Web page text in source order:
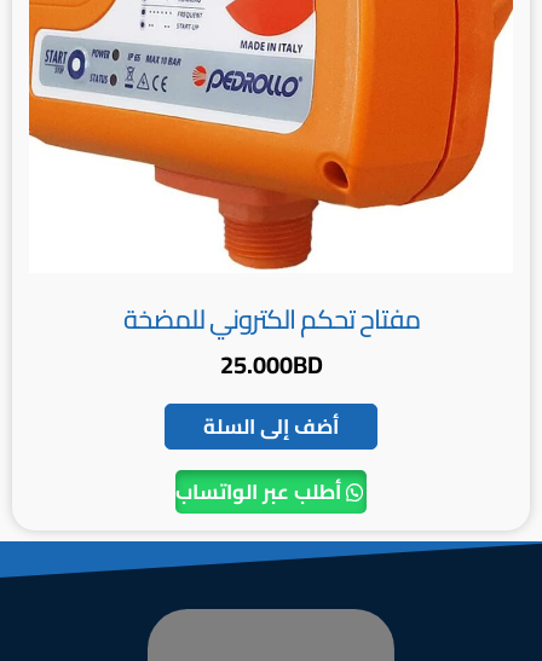
مفتاح تحكم الكتروني للمضخة
25.000BD
أضف إلى السلة
أطلب عبر الواتساب